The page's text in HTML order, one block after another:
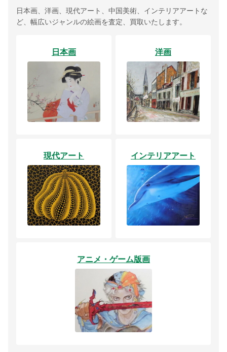
日本画、洋画、現代アート、中国美術、インテリアアートな
ど、幅広いジャンルの絵画を査定、買取いたします。
日本画 洋画
現代アート インテリアアート
アニメ・ゲーム版画